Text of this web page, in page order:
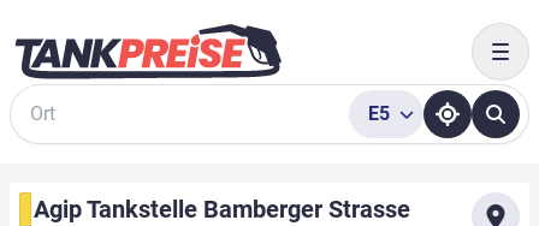
Suche
E5
Agip Tankstelle Bamberger Strasse